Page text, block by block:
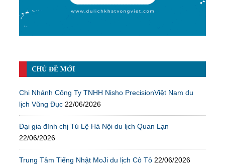
CHỦ ĐỀ MỚI
Chi Nhánh Công Ty TNHH Nisho PrecisionViệt Nam du
lịch Vũng Đục 22/06/2026
Đại gia đình chị Tú Lệ Hà Nội du lịch Quan Lạn
22/06/2026
Trung Tâm Tiếng Nhật MoJi du lịch Cô Tô 22/06/2026